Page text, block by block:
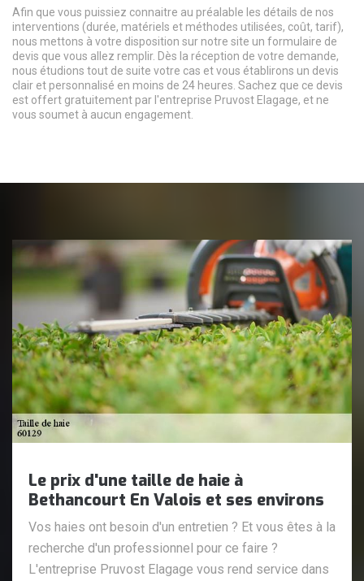
Afin que vous puissiez connaitre au préalable les détails de nos
interventions (durée, matériels et méthodes utilisées, coût, tarif),
nous mettons à votre disposition sur notre site un formulaire de
devis que vous allez remplir. Dès la réception de votre demande,
nous étudions tout de suite votre cas et vous établirons un devis
clair et personnalisé en moins de 24 heures. Sachez que ce devis
est offert gratuitement par l'entreprise Pruvost Elagage, et ne
vous soumet à aucun engagement.
Le prix d'une taille de haie à
Bethancourt En Valois et ses environs
Vos haies ont besoin d'un entretien ? Et vous êtes à la
recherche d'un professionnel pour ce faire ?
L'entreprise Pruvost Elagage vous rend service dans